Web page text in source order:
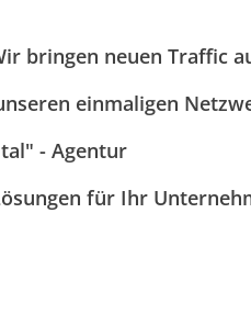
bringen neuen Traffic
einmaligen
- Agentur
für Ihr